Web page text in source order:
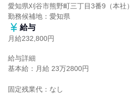
愛知県刈谷市熊野町三丁目3番9（本社）
勤務候補地：愛知県
給与
月給232,800円
給与詳細
基本給：月給 23万2800円
固定残業代：なし